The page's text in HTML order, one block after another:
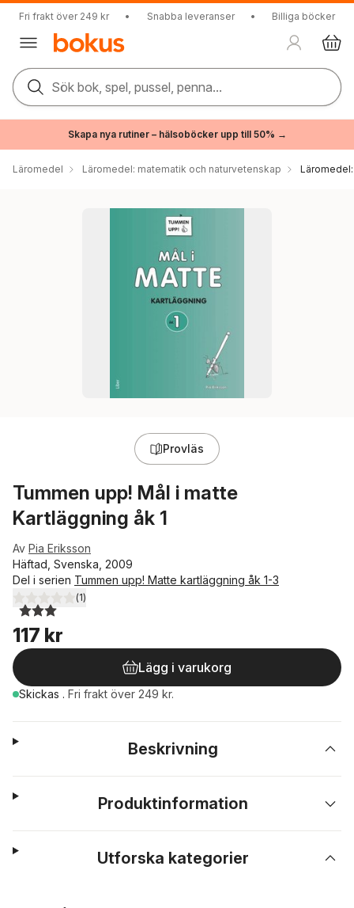
Fri frakt över 249 kr • Snabba leveranser • Billiga böcker
Sök bok, spel, pussel, penna...
Skapa nya rutiner – hälsoböcker upp till 50% →
Läromedel Läromedel: matematik och naturvetenskap
Provläs
Tummen upp! Mål i matte
Kartläggning åk 1
Av Pia Eriksson
Häftad, Svenska, 2009
Del i serien Tummen upp! Matte kartläggning åk 1-3
3,0utav 5 stjärnor. Totalt antal röster:
(1)
117 kr
Lägg i varukorg
Skickas . Fri frakt över 249 kr.
Beskrivning
Produktinformation
Utforska kategorier